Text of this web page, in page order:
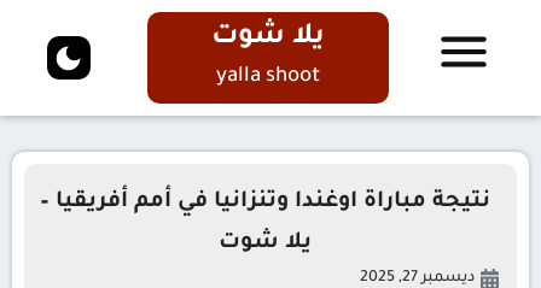
يلا شوت
yalla shoot
نتيجة مباراة اوغندا وتنزانيا في أمم أفريقيا –
يلا شوت
ديسمبر 27, 2025